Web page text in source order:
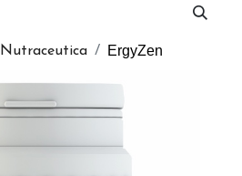
Nutraceutica ErgyZen